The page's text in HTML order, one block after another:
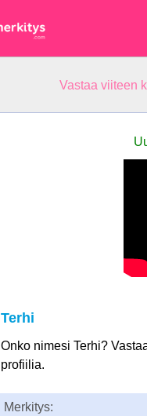
Vastaa viiteen
Terhi
Onko nimesi Terhi?
profiilia.
Merkitys: